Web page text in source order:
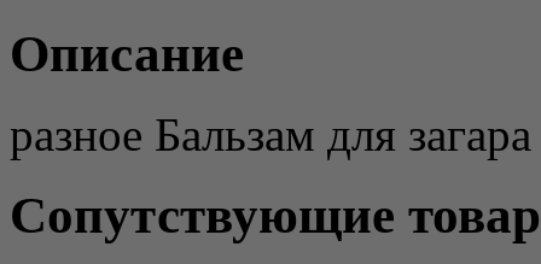
Описание
разное Бальзам для загара
Сопутствующие